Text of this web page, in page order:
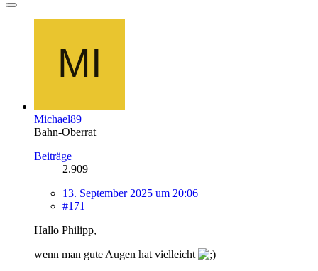
Michael89
Bahn-Oberrat
Beiträge
2.909
13. September 2025 um 20:06
#171
Hallo Philipp,
wenn man gute Augen hat vielleicht